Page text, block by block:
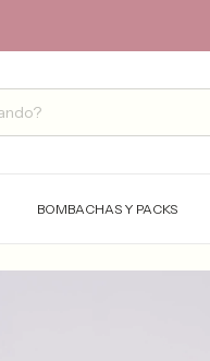
BOMBACHAS Y PACKS